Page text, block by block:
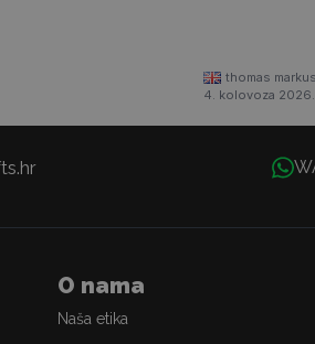
thomas markus
4. kolovoza 2026.
O nama
Naša etika